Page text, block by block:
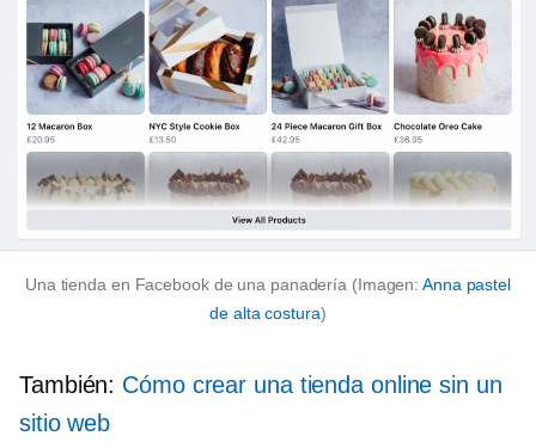
Una tienda en Facebook de una panadería (Imagen:Anna pastel
de alta costura)
También: Cómo crear una tienda online sin un
sitio web